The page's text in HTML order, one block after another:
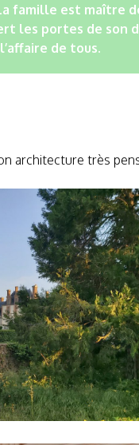
famille est maître
les portes de son
de tous.
architecture très